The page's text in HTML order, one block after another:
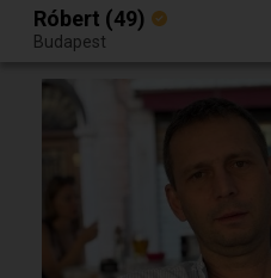
Egy jó randiból bármi lehet.
Róbert (49)
Budapest